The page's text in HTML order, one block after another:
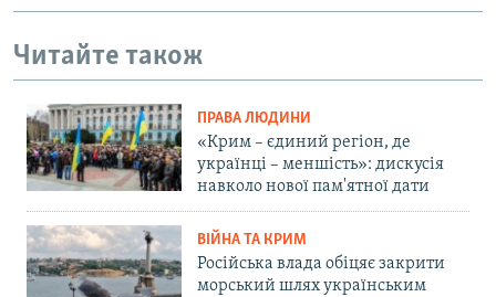
Читайте також
ПРАВА ЛЮДИНИ
«Крим – єдиний регіон, де
українці – меншість»: дискусія
навколо нової пам'ятної дати
ВІЙНА ТА КРИМ
Російська влада обіцяє закрити
морський шлях українським